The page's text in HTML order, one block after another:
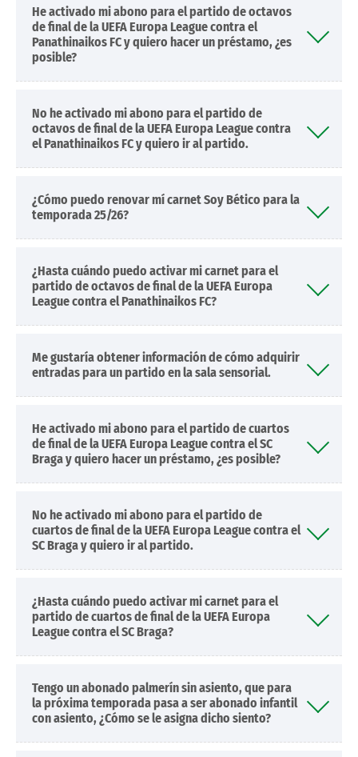
He activado mi abono para el partido de octavos
de final de la UEFA Europa League contra el
Panathinaikos FC y quiero hacer un préstamo, ¿es
posible?
No he activado mi abono para el partido de
octavos de final de la UEFA Europa League contra
el Panathinaikos FC y quiero ir al partido.
¿Cómo puedo renovar mí carnet Soy Bético para la
temporada 25/26?
¿Hasta cuándo puedo activar mi carnet para el
partido de octavos de final de la UEFA Europa
League contra el Panathinaikos FC?
Me gustaría obtener información de cómo adquirir
entradas para un partido en la sala sensorial.
He activado mi abono para el partido de cuartos
de final de la UEFA Europa League contra el SC
Braga y quiero hacer un préstamo, ¿es posible?
No he activado mi abono para el partido de
cuartos de final de la UEFA Europa League contra el
SC Braga y quiero ir al partido.
¿Hasta cuándo puedo activar mi carnet para el
partido de cuartos de final de la UEFA Europa
League contra el SC Braga?
Tengo un abonado palmerín sin asiento, que para
la próxima temporada pasa a ser abonado infantil
con asiento, ¿Cómo se le asigna dicho siento?